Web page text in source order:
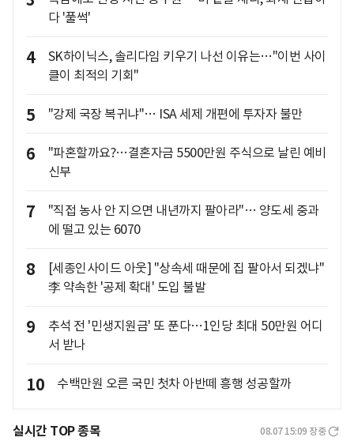
다 '풀썩'
4
SK하이닉스, 솔리다임 키우기 나선 이유는…"이번 사이
클이 최적의 기회"
5 "강제 국장 복귀냐"… ISA 세제 개편에 투자자 불만
6
"파혼할까요?…결혼자금 5500만원 주식으로 날린 예비
신부
7
"직접 농사 안 지으면 내년까지 팔아라"… 양도세 중과
에 떨고 있는 6070
8
[세종인사이드 아웃] "상속세 때문에 집 팔아서 되겠냐"
李 약속한 '공제 확대' 도입 불발
9
추석 전 '민생지원금' 또 푼다…1인당 최대 50만원 어디
서 받나
10 수백만원 오른 국민 첫차 아반떼 흥행 성공할까
실시간 TOP 종목 08.07 15:09 장중